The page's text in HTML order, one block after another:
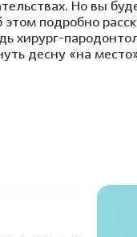
Но вы
подробно
хирург-
десну «на